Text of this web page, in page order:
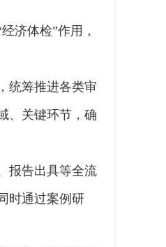
济体检”作用，
统筹推进各类审
、关键环节，确
报告出具等全流
时通过案例研